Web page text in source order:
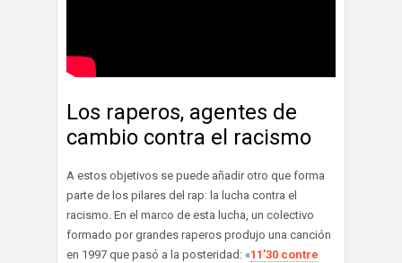
Los raperos, agentes de
cambio contra el racismo
A estos objetivos se puede añadir otro que forma
parte de los pilares del rap: la lucha contra el
racismo. En el marco de esta lucha, un colectivo
formado por grandes raperos produjo una canción
en 1997 que pasó a la posteridad: «11’30 contre